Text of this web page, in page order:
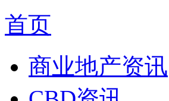
首页
商业地产资讯